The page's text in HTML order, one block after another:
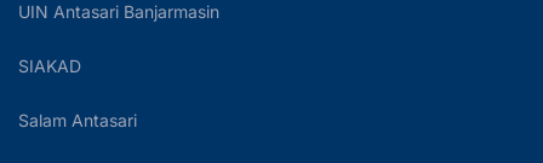
UIN Antasari Banjarmasin
SIAKAD
Salam Antasari